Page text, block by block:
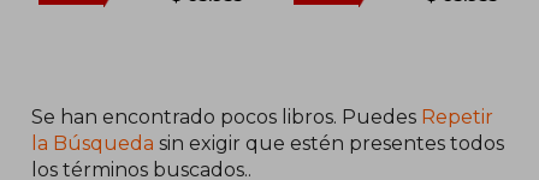
Se han encontrado pocos libros. Puedes Repetir
la Búsqueda sin exigir que estén presentes todos
los términos buscados..